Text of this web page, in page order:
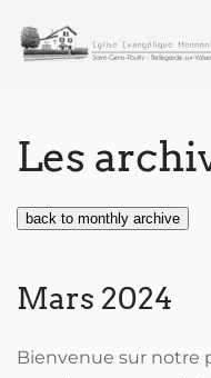
Accéder au
Les
back to monthly archive
Mars 2024
Bienvenue sur notre